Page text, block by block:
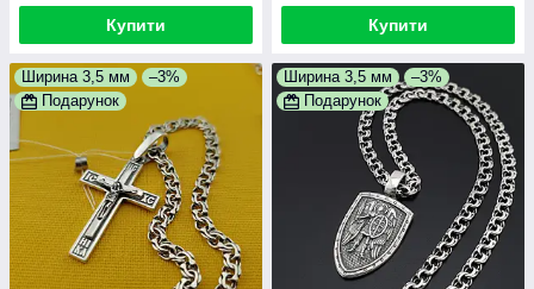
Купити Купити
Ширина 3,5 мм
–3%
Подарунок
Ширина 3,5 мм
–3%
Подарунок